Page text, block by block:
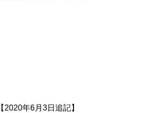
【2020年6月3日追記】